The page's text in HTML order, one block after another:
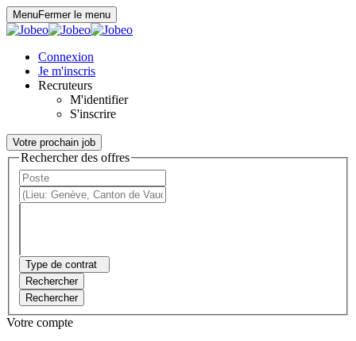
MenuFermer le menu
Connexion
Je m'inscris
Recruteurs
M'identifier
S'inscrire
Votre prochain job
Rechercher des offres
Type de contrat
Rechercher
Rechercher
Votre compte
Panneau de gestion des cookies